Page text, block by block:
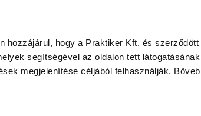
hozzájárul, hogy a Praktiker Kft. és szerződött
segítségével az oldalon tett
megjelenítése céljából felhasználják.